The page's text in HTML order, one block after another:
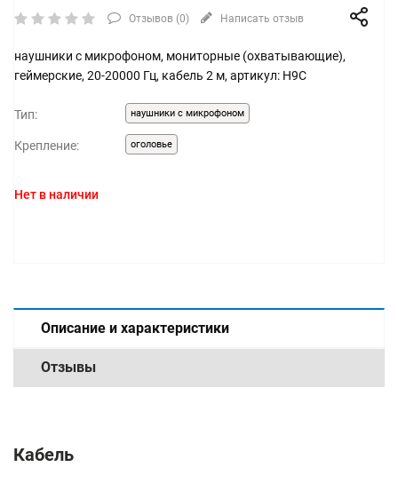
Отзывов (0) Написать отзыв
наушники с микрофоном, мониторные (охватывающие),
геймерские, 20-20000 Гц, кабель 2 м, артикул: H9C
Тип: наушники с микрофоном
Крепление: оголовье
Нет в наличии
Описание и характеристики
Отзывы
Кабель